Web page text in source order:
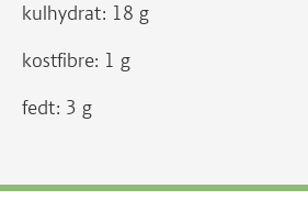
kulhydrat: 18 g
kostfibre: 1 g
fedt: 3 g